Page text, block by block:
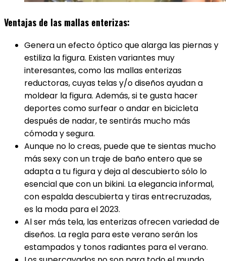
Ventajas de las mallas enterizas:
Genera un efecto óptico que alarga las piernas y
estiliza la figura. Existen variantes muy
interesantes, como las mallas enterizas
reductoras, cuyas telas y/o diseños ayudan a
moldear la figura. Además, si te gusta hacer
deportes como surfear o andar en bicicleta
después de nadar, te sentirás mucho más
cómoda y segura.
Aunque no lo creas, puede que te sientas mucho
más sexy con un traje de baño entero que se
adapta a tu figura y deja al descubierto sólo lo
esencial que con un bikini. La elegancia informal,
con espalda descubierta y tiras entrecruzadas,
es la moda para el 2023.
Al ser más tela, las enterizas ofrecen variedad de
diseños. La regla para este verano serán los
estampados y tonos radiantes para el verano.